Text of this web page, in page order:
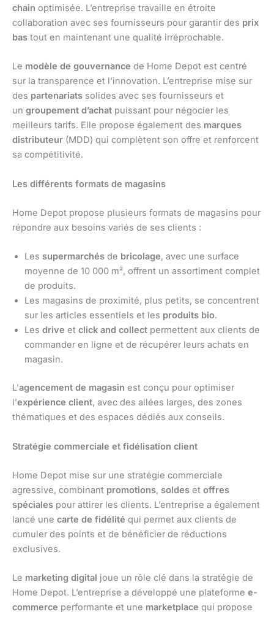
chain optimisée. L’entreprise travaille en étroite
collaboration avec ses fournisseurs pour garantir des prix
bas tout en maintenant une qualité irréprochable.
Le modèle de gouvernance de Home Depot est centré
sur la transparence et l’innovation. L’entreprise mise sur
des partenariats solides avec ses fournisseurs et
un groupement d’achat puissant pour négocier les
meilleurs tarifs. Elle propose également des marques
distributeur (MDD) qui complètent son offre et renforcent
sa compétitivité.
Les différents formats de magasins
Home Depot propose plusieurs formats de magasins pour
répondre aux besoins variés de ses clients :
Les supermarchés de bricolage, avec une surface
moyenne de 10 000 m², offrent un assortiment complet
de produits.
Les magasins de proximité, plus petits, se concentrent
sur les articles essentiels et les produits bio.
Les drive et click and collect permettent aux clients de
commander en ligne et de récupérer leurs achats en
magasin.
L’agencement de magasin est conçu pour optimiser
l’expérience client, avec des allées larges, des zones
thématiques et des espaces dédiés aux conseils.
Stratégie commerciale et fidélisation client
Home Depot mise sur une stratégie commerciale
agressive, combinant promotions, soldes et offres
spéciales pour attirer les clients. L’entreprise a également
lancé une carte de fidélité qui permet aux clients de
cumuler des points et de bénéficier de réductions
exclusives.
Le marketing digital joue un rôle clé dans la stratégie de
Home Depot. L’entreprise a développé une plateforme e-
commerce performante et une marketplace qui propose